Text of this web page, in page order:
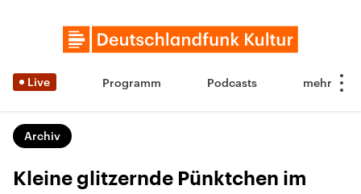
Live Programm Podcasts
Archiv
Kleine glitzernde Pünktchen im